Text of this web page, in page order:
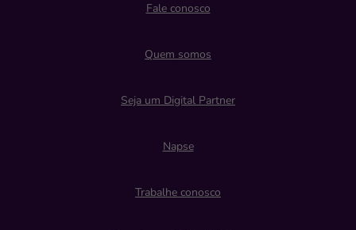
Fale conosco
Quem somos
Seja um Digital Partner
Napse
Trabalhe conosco